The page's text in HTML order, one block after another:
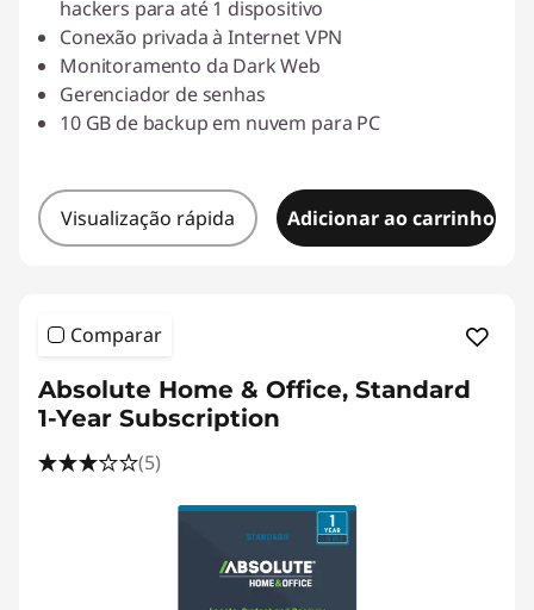
hackers para até 1 dispositivo
Conexão privada à Internet VPN
Monitoramento da Dark Web
Gerenciador de senhas
10 GB de backup em nuvem para PC
Visualização rápida Adicionar ao carrinho
Comparar
Absolute Home & Office, Standard
1-Year Subscription
(5)